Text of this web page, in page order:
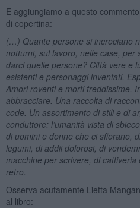
E aggiungiamo a questo
di copertina:
(…) Quante persone si incrociano
notturni, sul lavoro, nelle case, per
darci quelle persone? Città vere e
esistenti e personaggi inventati.
Amori roventi e morti freddissime.
abbracciare. Una raccolta di
code. Un assortimento di stili e di
conduttore: l’umanità vista di
di uomini e donne che ci sfiorano,
legumi, di addii dolorosi, di
macchine per scrivere, di
retro.
Osserva acutamente Lietta
al libro: